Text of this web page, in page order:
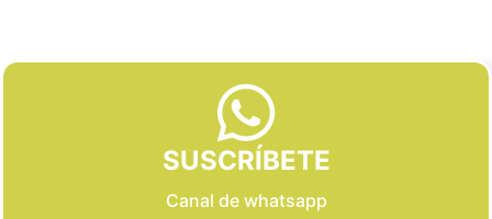
SUSCRÍBETE
Canal de whatsapp